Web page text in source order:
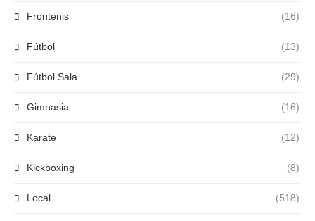
Frontenis (16)
Fútbol (13)
Fútbol Sala (29)
Gimnasia (16)
Karate (12)
Kickboxing (8)
Local (518)